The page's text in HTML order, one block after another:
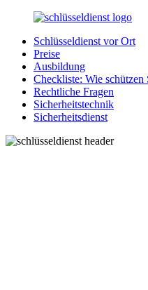
Zurück
Inhalt
SchluesseldienstDirekt.de
Ihre
Notlage
wird
gelöst!
Schlüsseldienst vor Ort
Preise
Ausbildung
Checkliste: Wie schützen
Rechtliche Fragen
Sicherheitstechnik
Sicherheitsdienst